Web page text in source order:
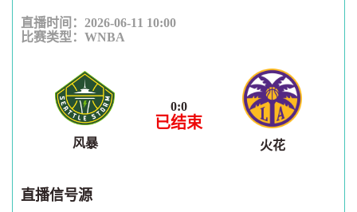
直播时间：2026-06-11 10:00
比赛类型： WNBA
风暴
0:0
已结束
火花
直播信号源